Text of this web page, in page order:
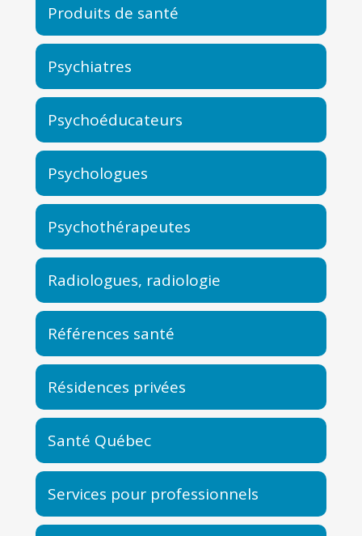
Produits de santé
Psychiatres
Psychoéducateurs
Psychologues
Psychothérapeutes
Radiologues, radiologie
Références santé
Résidences privées
Santé Québec
Services pour professionnels